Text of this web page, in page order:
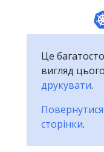
Це
вигляд
друкувати.
сторінки.